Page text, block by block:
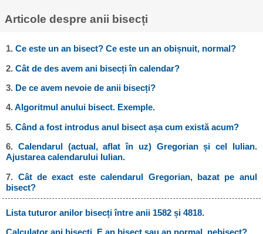
Articole despre anii bisecți
1.Ce este un an bisect? Ce este un an obișnuit, normal?
2.Cât de des avem ani bisecți în calendar?
3. De ce avem nevoie de anii bisecți?
4.Algoritmul anului bisect. Exemple.
5.Când a fost introdus anul bisect așa cum există acum?
6. Calendarul (actual, aflat în uz) Gregorian și cel Iulian.
Ajustarea calendarului Iulian.
7. Cât de exact este calendarul Gregorian, bazat pe anul
bisect?
Lista tuturor anilor bisecți între anii 1582 și 4818.